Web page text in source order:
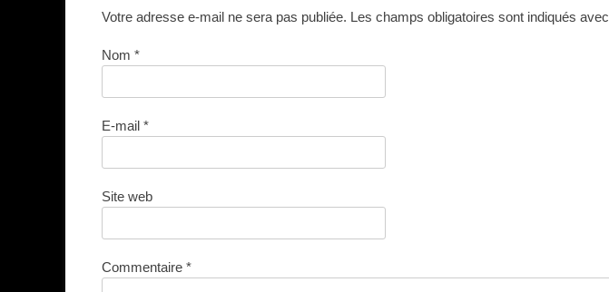
Votre adresse e-mail ne sera pas publiée. Les champs obligatoires sont indiqués avec
Nom *
E-mail *
Site web
Commentaire *